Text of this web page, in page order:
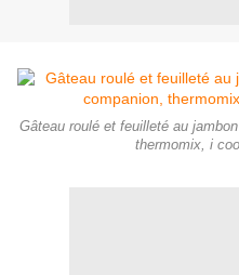
Gâteau roulé et feuilleté au
thermomix, i